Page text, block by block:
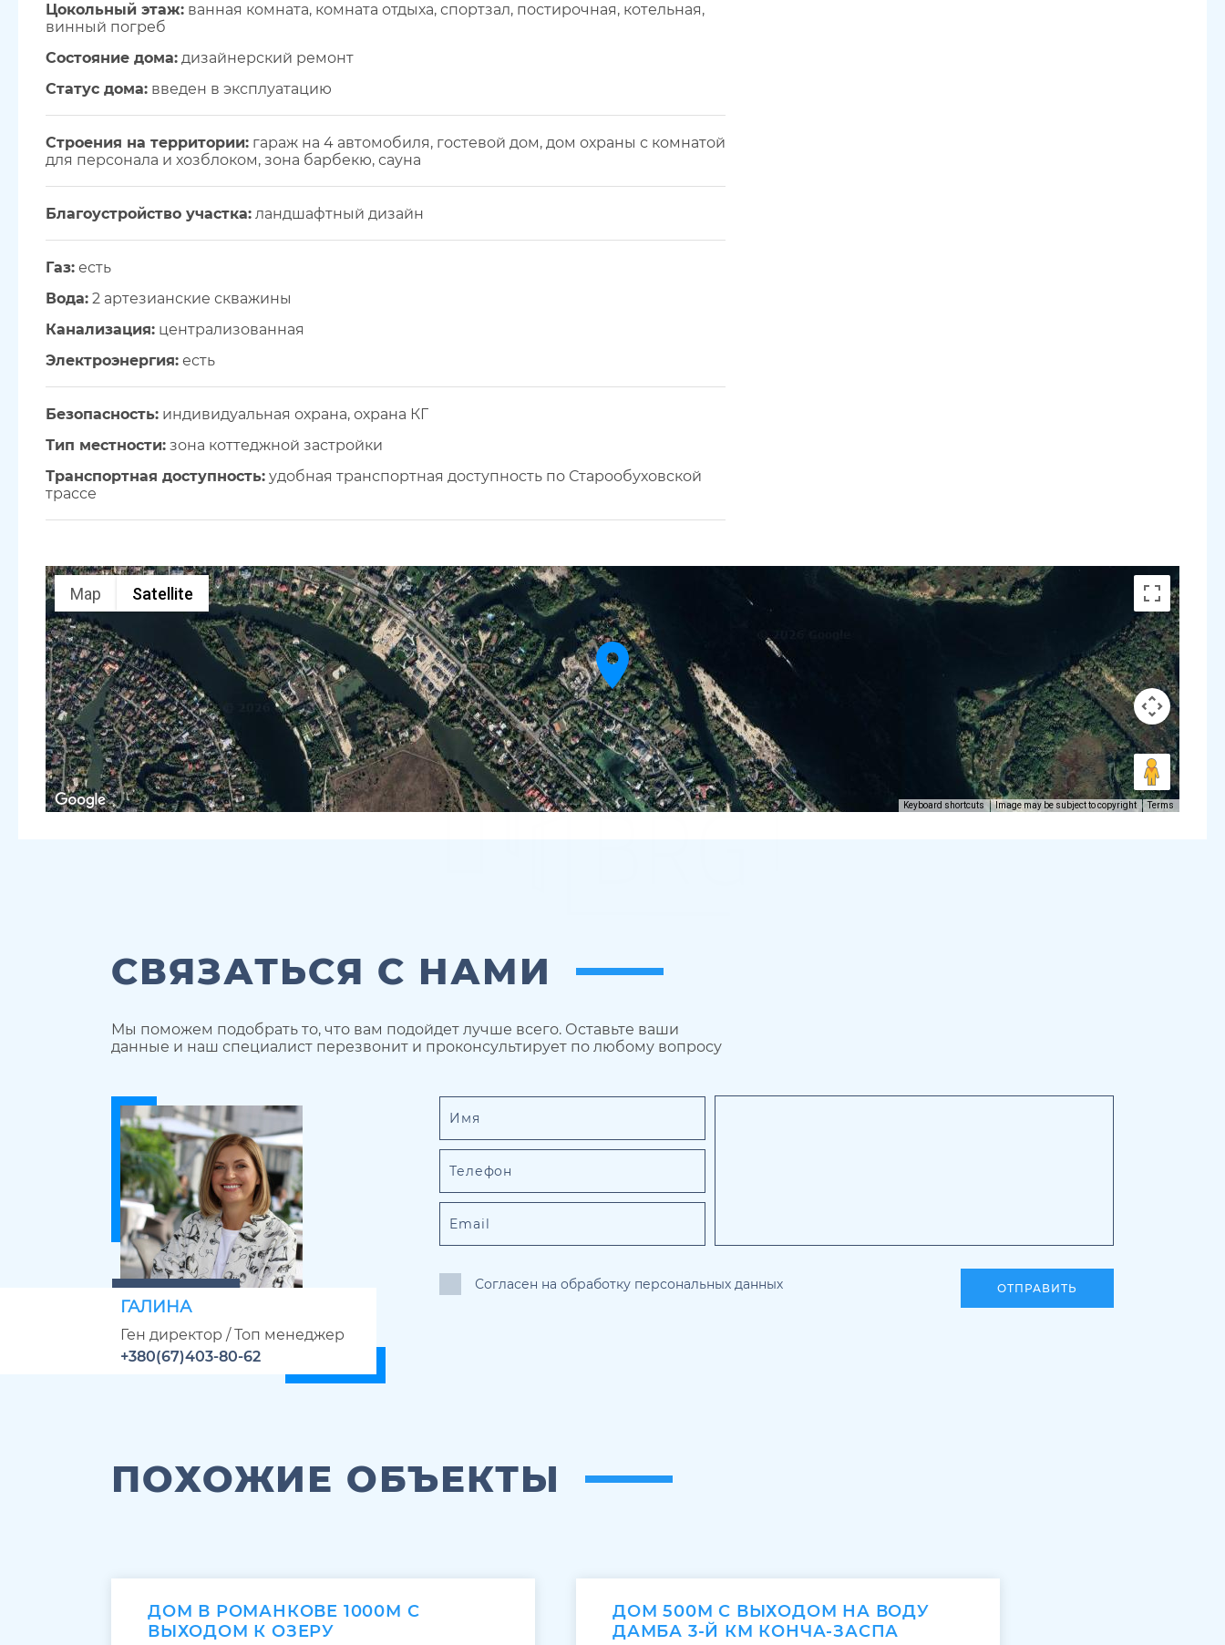
Цокольный этаж: ванная комната, комната отдыха, спортзал, постирочная, котельная,
винный погреб
Состояние дома: дизайнерский ремонт
Статус дома: введен в эксплуатацию
Строения на территории: гараж на 4 автомобиля, гостевой дом, дом охраны с комнатой
для персонала и хозблоком, зона барбекю, сауна
Благоустройство участка: ландшафтный дизайн
Газ: есть
Вода: 2 артезианские скважины
Канализация: централизованная
Электроэнергия: есть
Безопасность: индивидуальная охрана, охрана КГ
Тип местности: зона коттеджной застройки
Транспортная доступность: удобная транспортная доступность по Старообуховской
трассе
Map Satellite
Keyboard shortcuts Image may be subject to copyright Terms
СВЯЗАТЬСЯ С НАМИ
Мы поможем подобрать то, что вам подойдет лучше всего. Оставьте ваши
данные и наш специалист перезвонит и проконсультирует по любому вопросу
ГАЛИНА
Ген директор / Топ менеджер
+380(67)403-80-62
Согласен на обработку персональных данных ОТПРАВИТЬ
ПОХОЖИЕ ОБЪЕКТЫ
ДОМ В РОМАНКОВЕ 1000М С
ВЫХОДОМ К ОЗЕРУ
ДОМ 500М С ВЫХОДОМ НА ВОДУ
ДАМБА 3-Й КМ КОНЧА-ЗАСПА